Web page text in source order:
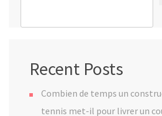
Recent Posts
Combien de temps un
tennis met-il pour livrer un